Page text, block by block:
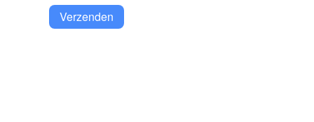
Verzenden